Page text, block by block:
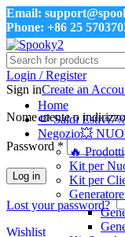
Email:
Phone: +86 25
Login / Register
Sign inCreate an
Nome utente o
Password *
Log in
Lost your password?
Wishlist
Home
🍉 Saldi Estivi
Negozio💥
🔥 Prodotti
Kit per
Kit per